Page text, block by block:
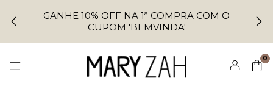
GANHE 10% OFF NA 1ª COMPRA COM O
CUPOM 'BEMVINDA'
0